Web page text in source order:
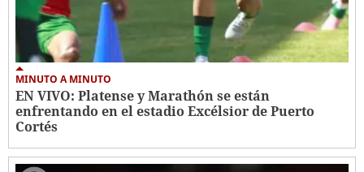
MINUTO A MINUTO
EN VIVO: Platense y Marathón se están
enfrentando en el estadio Excélsior de Puerto
Cortés